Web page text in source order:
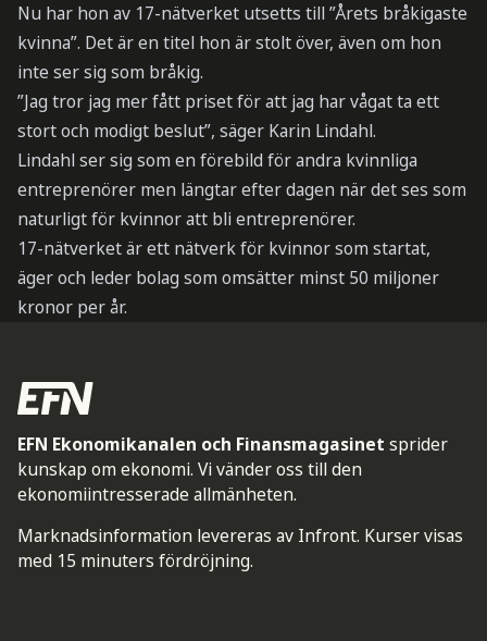
Nu har hon av 17-nätverket utsetts till ”Årets bråkigaste
kvinna”. Det är en titel hon är stolt över, även om hon
inte ser sig som bråkig.
”Jag tror jag mer fått priset för att jag har vågat ta ett
stort och modigt beslut”, säger Karin Lindahl.
Lindahl ser sig som en förebild för andra kvinnliga
entreprenörer men längtar efter dagen när det ses som
naturligt för kvinnor att bli entreprenörer.
17-nätverket är ett nätverk för kvinnor som startat,
äger och leder bolag som omsätter minst 50 miljoner
kronor per år.
EFN Ekonomikanalen och Finansmagasinet sprider
kunskap om ekonomi. Vi vänder oss till den
ekonomiintresserade allmänheten.
Marknadsinformation levereras av Infront. Kurser visas
med 15 minuters fördröjning.